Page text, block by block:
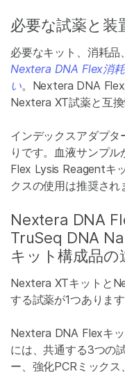
必要な試薬と装
必要なキット、消耗品
Nextera DNA Flex消
い。Nextera DNA
Nextera XT試薬と互換
インデックスアダプ
りです。血液サンプル
Flex Lysis Reagentキ
クスの使用は推奨され
Nextera DNA
TruSeq DNA
キット構成品の
Nextera XTキットと
する試薬が1つありま
Nextera DNA Flexキ
には、共通する3つの
ー、強化PCRミックス